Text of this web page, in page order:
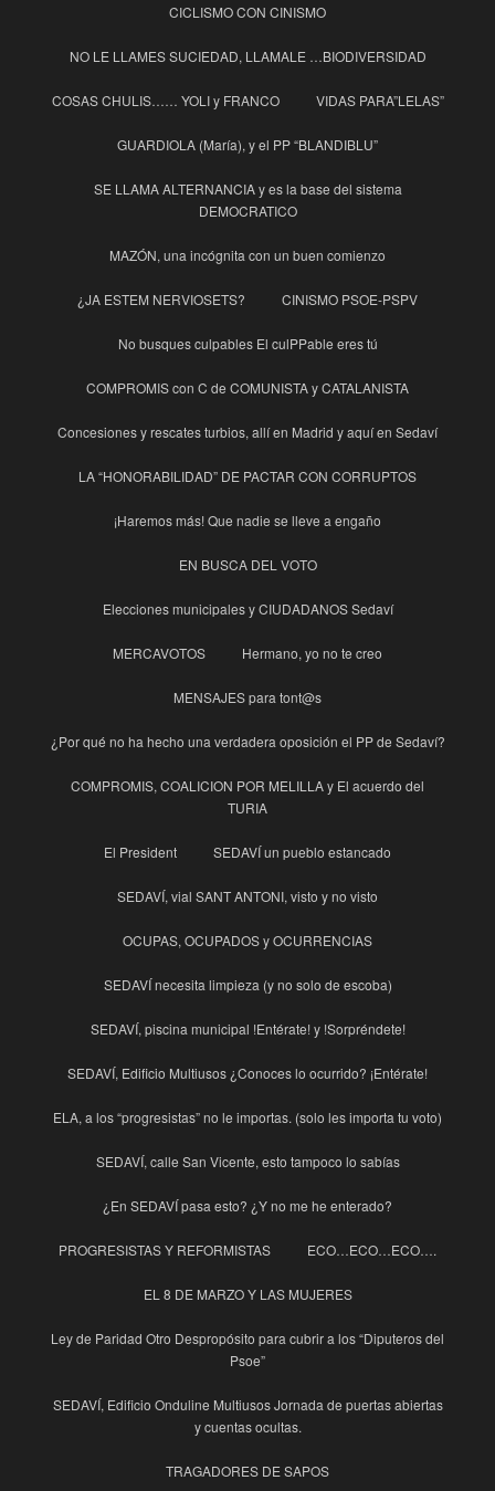
CICLISMO CON CINISMO
NO LE LLAMES SUCIEDAD, LLAMALE …BIODIVERSIDAD
COSAS CHULIS…… YOLI y FRANCO VIDAS PARA”LELAS”
GUARDIOLA (María), y el PP “BLANDIBLU”
SE LLAMA ALTERNANCIA y es la base del sistema
DEMOCRATICO
MAZÓN, una incógnita con un buen comienzo
¿JA ESTEM NERVIOSETS? CINISMO PSOE-PSPV
No busques culpables El culPPable eres tú
COMPROMIS con C de COMUNISTA y CATALANISTA
Concesiones y rescates turbios, allí en Madrid y aquí en Sedaví
LA “HONORABILIDAD” DE PACTAR CON CORRUPTOS
¡Haremos más! Que nadie se lleve a engaño
EN BUSCA DEL VOTO
Elecciones municipales y CIUDADANOS Sedaví
MERCAVOTOS Hermano, yo no te creo
MENSAJES para tont@s
¿Por qué no ha hecho una verdadera oposición el PP de Sedaví?
COMPROMIS, COALICION POR MELILLA y El acuerdo del
TURIA
El President SEDAVÍ un pueblo estancado
SEDAVÍ, vial SANT ANTONI, visto y no visto
OCUPAS, OCUPADOS y OCURRENCIAS
SEDAVÍ necesita limpieza (y no solo de escoba)
SEDAVÍ, piscina municipal !Entérate! y !Sorpréndete!
SEDAVÍ, Edificio Multiusos ¿Conoces lo ocurrido? ¡Entérate!
ELA, a los “progresistas” no le importas. (solo les importa tu voto)
SEDAVÍ, calle San Vicente, esto tampoco lo sabías
¿En SEDAVÍ pasa esto? ¿Y no me he enterado?
PROGRESISTAS Y REFORMISTAS ECO…ECO…ECO….
EL 8 DE MARZO Y LAS MUJERES
Ley de Paridad Otro Despropósito para cubrir a los “Diputeros del
Psoe”
SEDAVÍ, Edificio Onduline Multiusos Jornada de puertas abiertas
y cuentas ocultas.
TRAGADORES DE SAPOS